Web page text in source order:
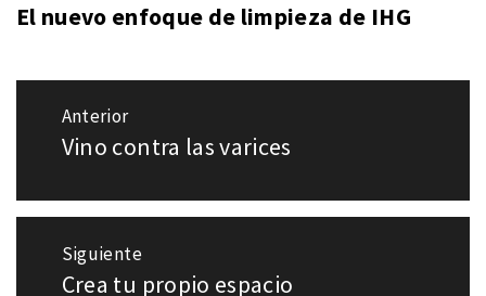
El nuevo enfoque de limpieza de IHG
Navegación
Anterior
Entrada
Vino contra las varices
Siguiente
Entrada
Crea tu propio espacio